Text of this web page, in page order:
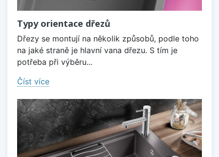
Typy orientace dřezů
Dřezy se montují na několik způsobů, podle toho
na jaké straně je hlavní vana dřezu. S tím je
potřeba při výběru...
Číst více